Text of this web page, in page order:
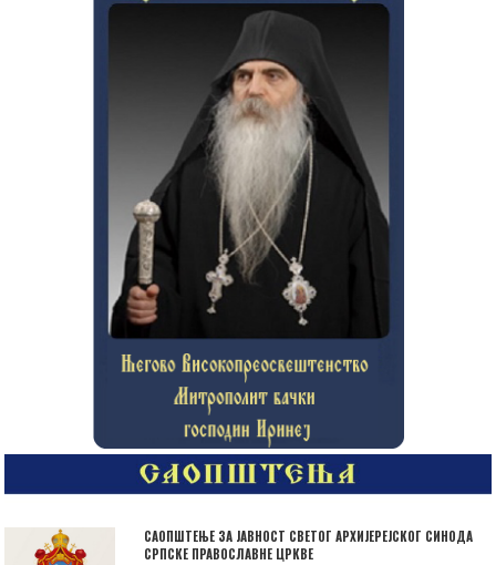
САОПШТЕЊЕ ЗА ЈАВНОСТ СВЕТОГ АРХИЈЕРЕЈСКОГ СИНОДА
СРПСКЕ ПРАВОСЛАВНЕ ЦРКВЕ